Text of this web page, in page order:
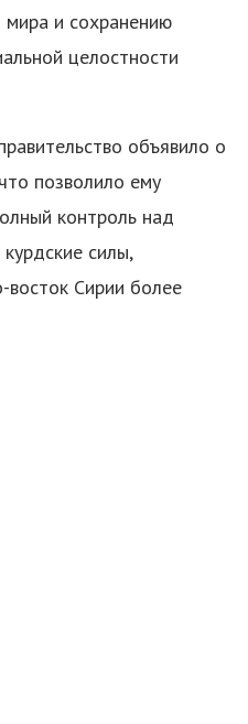
мира и сохранению
целостности
объявило о
позволило ему
контроль над
силы,
восток Сирии более